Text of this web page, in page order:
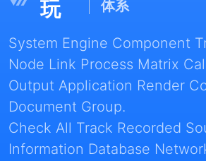
玩
体系
System Engine Component
Node Link Process Matrix
Output Application Render
Document Group.
Check All Track Recorded
Information Database